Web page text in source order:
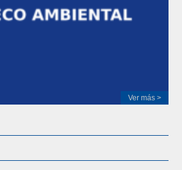
Ver más >